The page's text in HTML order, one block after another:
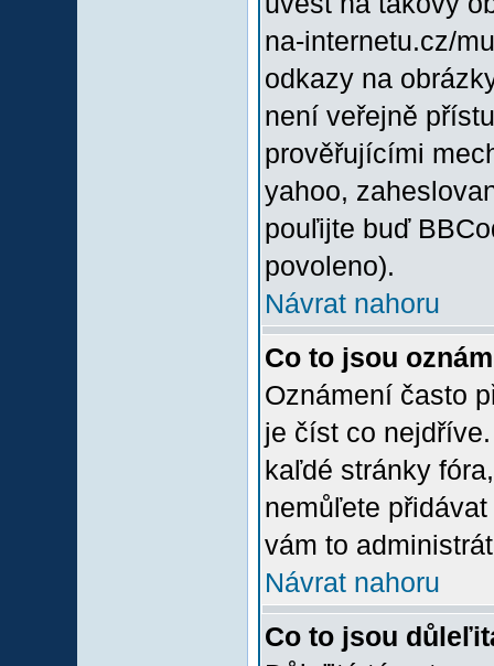
na-internetu.cz/
odkazy na
není veřejně
prověřujícími
yahoo,
pouľijte buď
povoleno).
Návrat nahoru
Co to jsou
Oznámení často
je číst co
kaľdé stránky
nemůľete
vám to
Návrat nahoru
Co to jsou